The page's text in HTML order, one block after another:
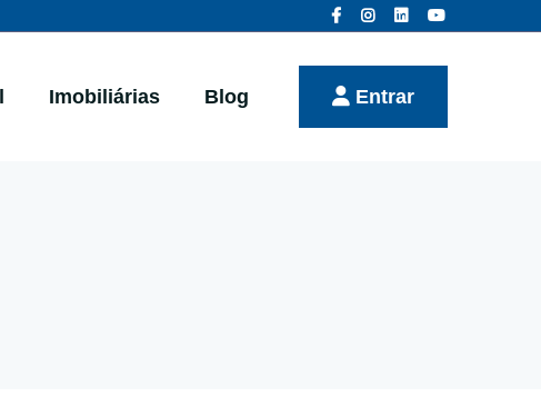
Imobiliárias Blog Entrar